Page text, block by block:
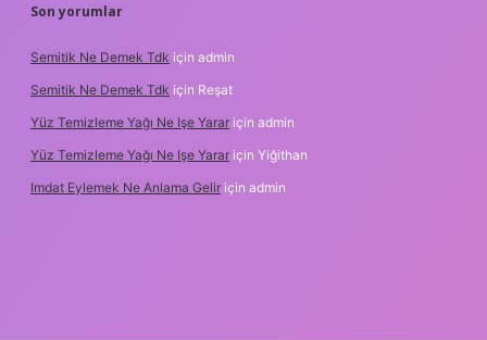
Son yorumlar
Semitik Ne Demek Tdk için admin
Semitik Ne Demek Tdk için Reşat
Yüz Temizleme Yağı Ne Işe Yarar için admin
Yüz Temizleme Yağı Ne Işe Yarar için Yiğithan
Imdat Eylemek Ne Anlama Gelir için admin